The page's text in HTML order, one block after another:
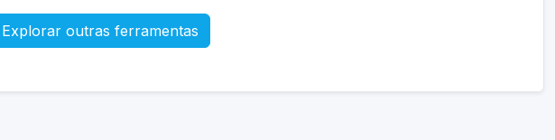
Explorar outras ferramentas